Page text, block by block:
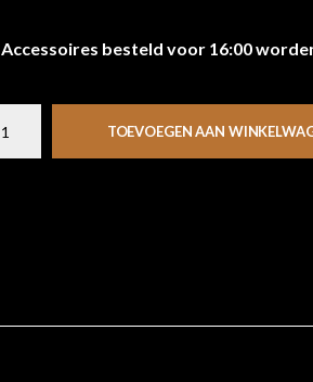
Accessoires besteld voor 16:00
TOEVOEGEN AAN